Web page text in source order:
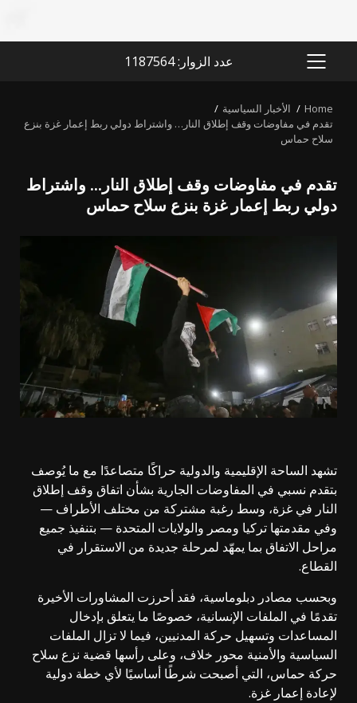
PRIMARY
عدد الزوار: 1187564
Home
الأخبار السياسية
تقدم في مفاوضات وقف إطلاق النار… واشتراط دولي ربط إعمار غزة بنزع
سلاح حماس
تقدم في مفاوضات وقف إطلاق النار… واشتراط
دولي ربط إعمار غزة بنزع سلاح حماس
تشهد الساحة الإقليمية والدولية حراكًا متصاعدًا مع ما يُوصف
بتقدم نسبي في المفاوضات الجارية بشأن اتفاق وقف إطلاق
النار في غزة، وسط رغبة مشتركة من مختلف الأطراف —
وفي مقدمتها تركيا ومصر والولايات المتحدة — بتنفيذ جميع
مراحل الاتفاق بما يمهّد لمرحلة جديدة من الاستقرار في
القطاع.
وبحسب مصادر دبلوماسية، فقد أحرزت المشاورات الأخيرة
تقدمًا في الملفات الإنسانية، خصوصًا ما يتعلق بإدخال
المساعدات وتسهيل حركة المدنيين، فيما لا تزال الملفات
السياسية والأمنية محور خلاف، وعلى رأسها قضية نزع سلاح
حركة حماس، التي أصبحت شرطًا أساسيًا لأي خطة دولية
لإعادة إعمار غزة.